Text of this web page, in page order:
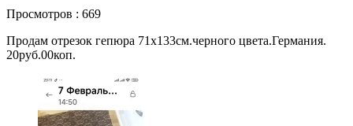
Просмотров : 669
Продам отрезок гепюра 71х133см.черного цвета.Германия.
20руб.00коп.